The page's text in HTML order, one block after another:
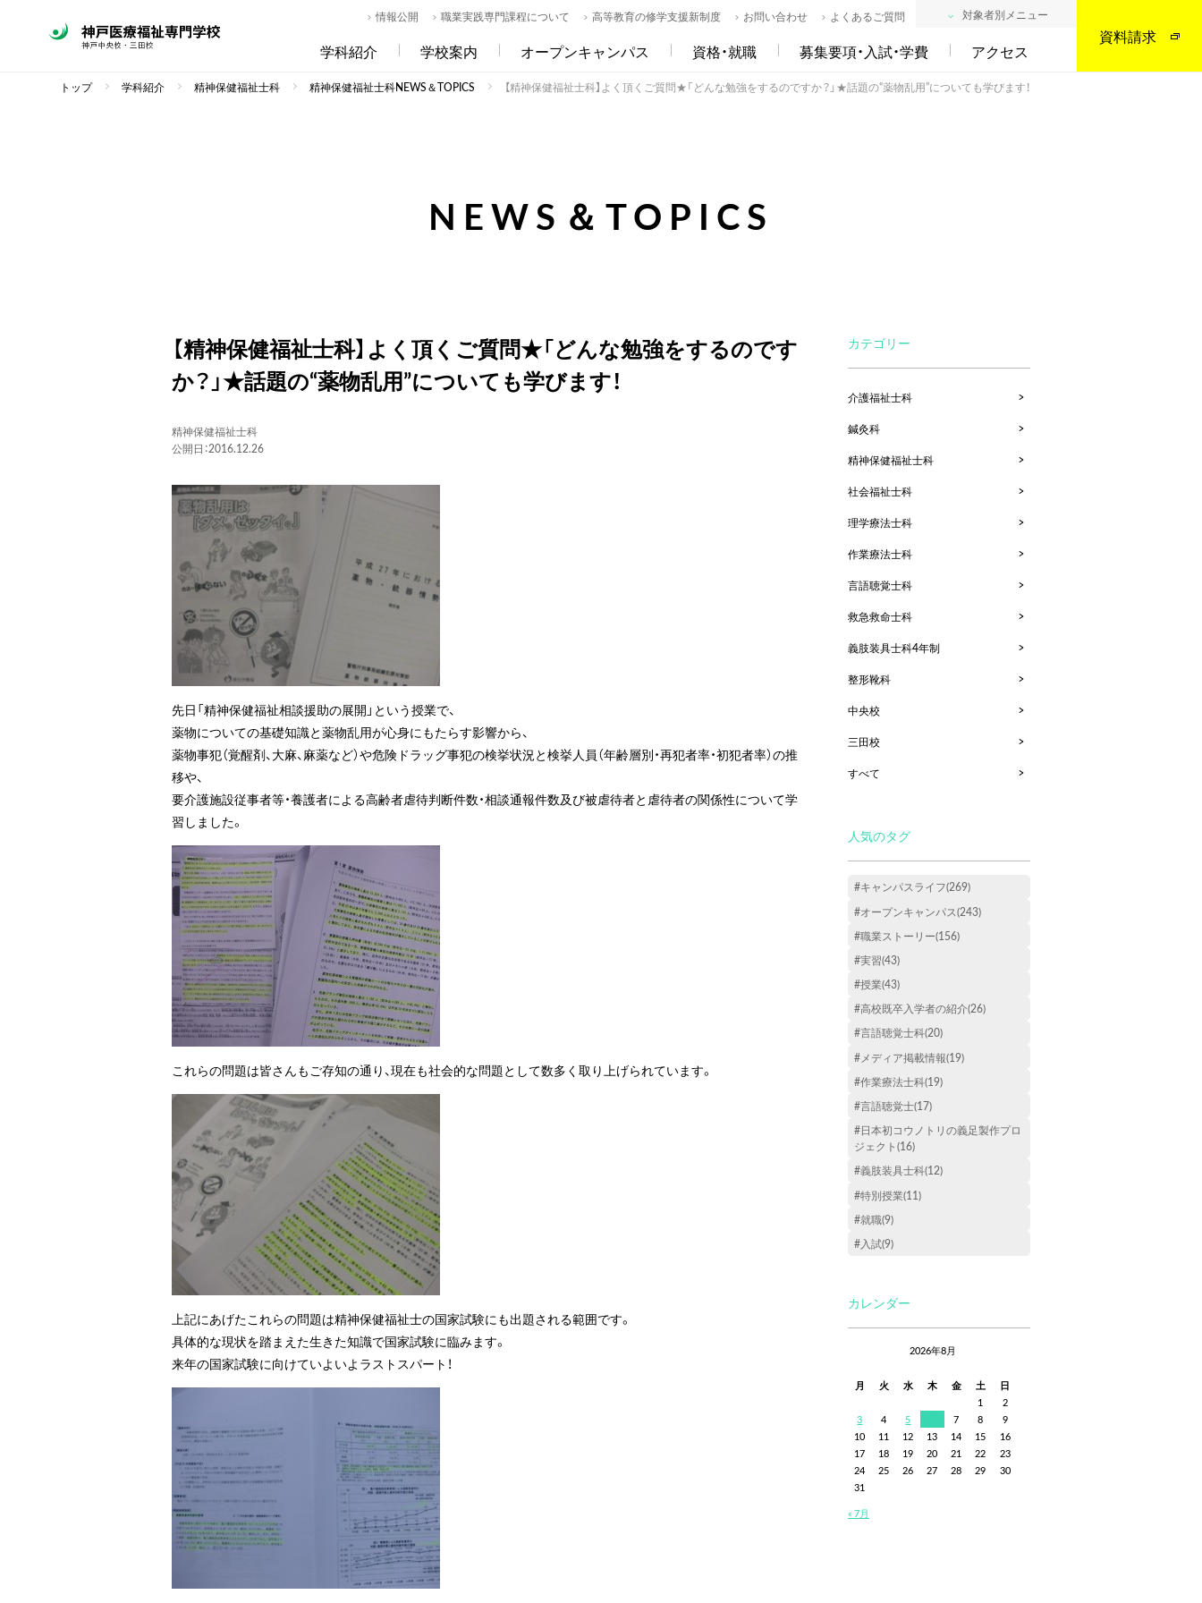
資料請求
学科紹介 学校案内 オープンキャンパス 資格・就職 募集要項・入試・学費 アクセス
情報公開 職業実践専門課程について 高等教育の修学支援新制度 お問い合わせ よくあるご質問 対象者別メニュー
トップ 学科紹介 精神保健福祉士科 精神保健福祉士科NEWS＆TOPICS 【精神保健福祉士科】よく頂くご質問★「どんな勉強をするのですか？」★話題の“薬物乱用”についても学びます！
NEWS＆TOPICS
【精神保健福祉士科】よく頂くご質問★「どんな勉強をするのです
か？」★話題の“薬物乱用”についても学びます！
精神保健福祉士科
公開日：2016.12.26
先日「精神保健福祉相談援助の展開」という授業で、
薬物についての基礎知識と薬物乱用が心身にもたらす影響から、
薬物事犯（覚醒剤、大麻、麻薬など）や危険ドラッグ事犯の検挙状況と検挙人員（年齢層別・再犯者率・初犯者率）の推
移や、
要介護施設従事者等・養護者による高齢者虐待判断件数・相談通報件数及び被虐待者と虐待者の関係性について学
習しました。
これらの問題は皆さんもご存知の通り、現在も社会的な問題として数多く取り上げられています。
上記にあげたこれらの問題は精神保健福祉士の国家試験にも出題される範囲です。
具体的な現状を踏まえた生きた知識で国家試験に臨みます。
来年の国家試験に向けていよいよラストスパート！
カテゴリー
介護福祉士科
鍼灸科
精神保健福祉士科
社会福祉士科
理学療法士科
作業療法士科
言語聴覚士科
救急救命士科
義肢装具士科4年制
整形靴科
中央校
三田校
すべて
人気のタグ
#キャンパスライフ(269)
#オープンキャンパス(243)
#職業ストーリー(156)
#実習(43)
#授業(43)
#高校既卒入学者の紹介(26)
#言語聴覚士科(20)
#メディア掲載情報(19)
#作業療法士科(19)
#言語聴覚士(17)
#日本初コウノトリの義足製作プロ
ジェクト(16)
#義肢装具士科(12)
#特別授業(11)
#就職(9)
#入試(9)
カレンダー
2026年8月
月 火 水 木 金 土
日
1
2
3
4 5 7 8
9
10
11 12 13 14 15
16
17
18 19 20 21 22
23
24
25 26 27 28 29
30
31
« 7月